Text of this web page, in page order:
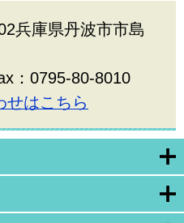
兵庫県丹波市市島
：0795-80-8010
せはこちら